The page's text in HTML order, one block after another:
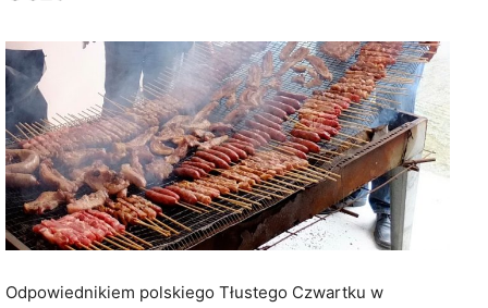
Odpowiednikiem polskiego Tłustego Czwartku w